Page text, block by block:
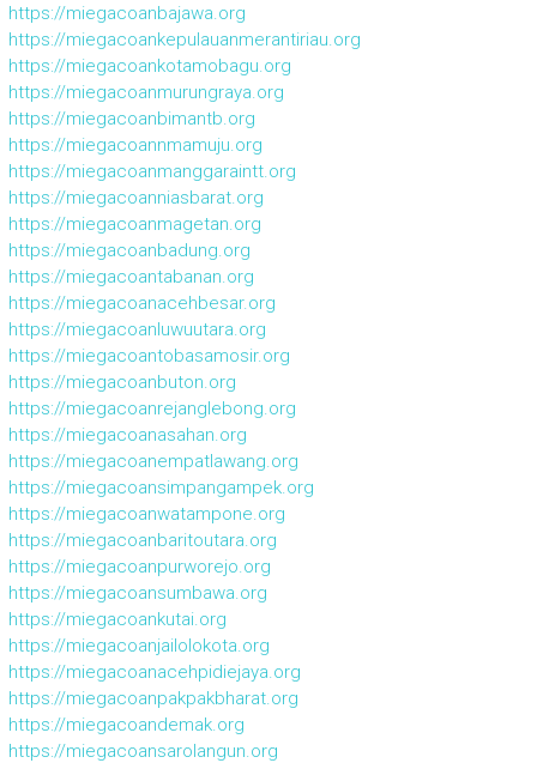
https://miegacoanbajawa.org
https://miegacoankepulauanmerantiriau.org
https://miegacoankotamobagu.org
https://miegacoanmurungraya.org
https://miegacoanbimantb.org
https://miegacoannmamuju.org
https://miegacoanmanggaraintt.org
https://miegacoanniasbarat.org
https://miegacoanmagetan.org
https://miegacoanbadung.org
https://miegacoantabanan.org
https://miegacoanacehbesar.org
https://miegacoanluwuutara.org
https://miegacoantobasamosir.org
https://miegacoanbuton.org
https://miegacoanrejanglebong.org
https://miegacoanasahan.org
https://miegacoanempatlawang.org
https://miegacoansimpangampek.org
https://miegacoanwatampone.org
https://miegacoanbaritoutara.org
https://miegacoanpurworejo.org
https://miegacoansumbawa.org
https://miegacoankutai.org
https://miegacoanjailolokota.org
https://miegacoanacehpidiejaya.org
https://miegacoanpakpakbharat.org
https://miegacoandemak.org
https://miegacoansarolangun.org